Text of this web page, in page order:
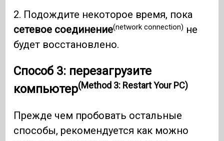
2. Подождите некоторое время, пока
сетевое соединение(network connection) не
будет восстановлено.
Способ 3: перезагрузите
компьютер(Method 3: Restart Your PC)
Прежде чем пробовать остальные
способы, рекомендуется как можно